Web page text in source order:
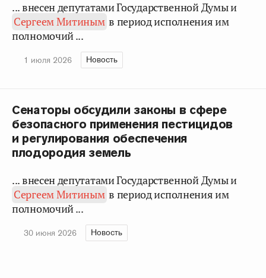
... внесен депутатами Государственной Думы и
Сергеем Митиным в период исполнения им
полномочий ...
1 июля 2026 Новость
Сенаторы обсудили законы в сфере
безопасного применения пестицидов
и регулирования обеспечения
плодородия земель
... внесен депутатами Государственной Думы и
Сергеем Митиным в период исполнения им
полномочий ...
30 июня 2026 Новость